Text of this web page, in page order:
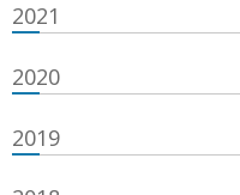
2021
2020
2019